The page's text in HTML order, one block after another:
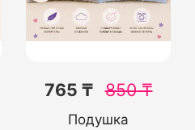
765 ₸ 850₸
Подушка